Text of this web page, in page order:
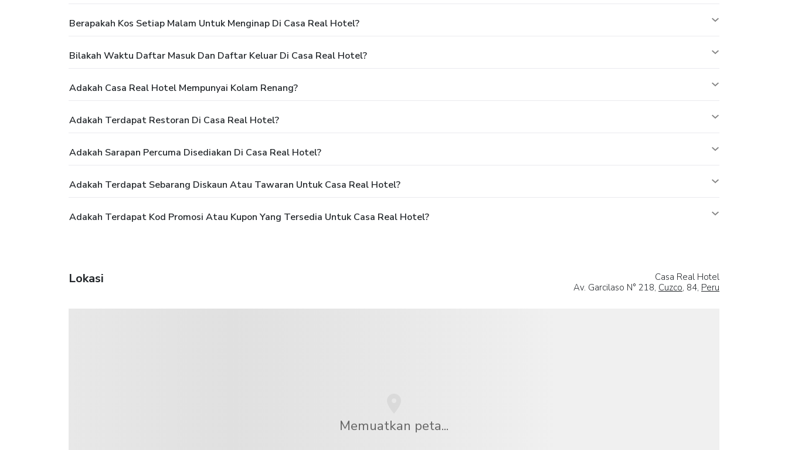
Berapakah Kos Setiap Malam Untuk Menginap Di Casa Real Hotel?
Bilakah Waktu Daftar Masuk Dan Daftar Keluar Di Casa Real Hotel?
Adakah Casa Real Hotel Mempunyai Kolam Renang?
Adakah Terdapat Restoran Di Casa Real Hotel?
Adakah Sarapan Percuma Disediakan Di Casa Real Hotel?
Adakah Terdapat Sebarang Diskaun Atau Tawaran Untuk Casa Real Hotel?
Adakah Terdapat Kod Promosi Atau Kupon Yang Tersedia Untuk Casa Real Hotel?
Lokasi
Casa Real Hotel
Av. Garcilaso N° 218, Cuzco, 84, Peru
Memuatkan peta...